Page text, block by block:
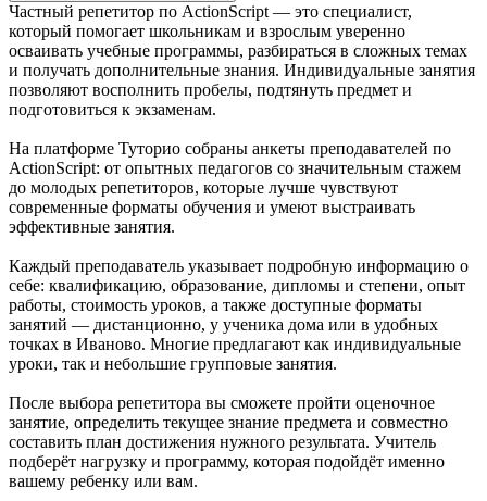
Частный репетитор по ActionScript — это специалист,
который помогает школьникам и взрослым уверенно
осваивать учебные программы, разбираться в сложных темах
и получать дополнительные знания. Индивидуальные занятия
позволяют восполнить пробелы, подтянуть предмет и
подготовиться к экзаменам.
На платформе Туторио собраны анкеты преподавателей по
ActionScript: от опытных педагогов со значительным стажем
до молодых репетиторов, которые лучше чувствуют
современные форматы обучения и умеют выстраивать
эффективные занятия.
Каждый преподаватель указывает подробную информацию о
себе: квалификацию, образование, дипломы и степени, опыт
работы, стоимость уроков, а также доступные форматы
занятий — дистанционно, у ученика дома или в удобных
точках в Иваново. Многие предлагают как индивидуальные
уроки, так и небольшие групповые занятия.
После выбора репетитора вы сможете пройти оценочное
занятие, определить текущее знание предмета и совместно
составить план достижения нужного результата. Учитель
подберёт нагрузку и программу, которая подойдёт именно
вашему ребенку или вам.